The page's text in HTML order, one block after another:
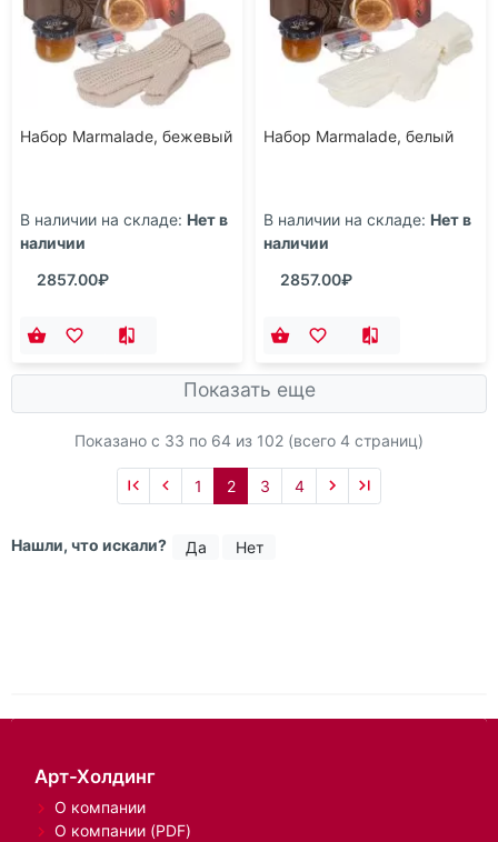
Набор Marmalade, бежевый
В наличии на складе: Нет в
наличии
2857.00₽
Набор Marmalade, белый
В наличии на складе: Нет в
наличии
2857.00₽
Показать еще
Показано с 33 по 64 из 102 (всего 4 страниц)
1 2 3 4
Нашли, что искали? Да Нет
Арт-Холдинг
О компании
О компании (PDF)